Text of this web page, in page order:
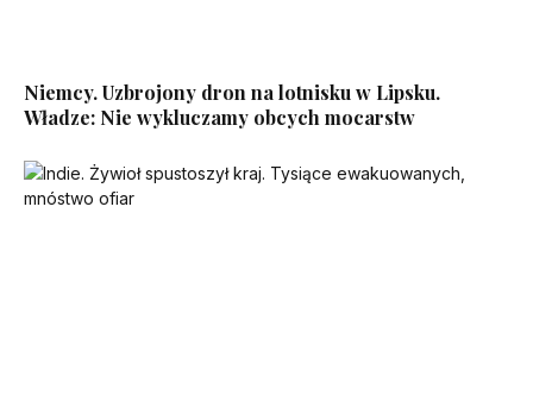
Niemcy. Uzbrojony dron na lotnisku w Lipsku.
Władze: Nie wykluczamy obcych mocarstw